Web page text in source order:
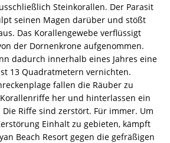
Steinkorallen. Der Parasit
seinen Magen darüber und stößt
Das Korallengewebe verflüssigt
der Dornenkrone aufgenommen.
dadurch innerhalb eines Jahres eine
13 Quadratmetern vernichten.
fallen die Räuber zu
her und hinterlassen ein
Riffe sind zerstört. Für immer. Um
Einhalt zu gebieten, kämpft
Beach Resort gegen die gefräßigen